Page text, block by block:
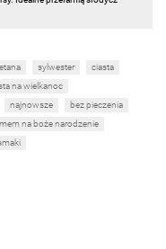
sylwester
ciasta
na wielkanoc
najnowsze
bez pieczenia
na boże narodzenie